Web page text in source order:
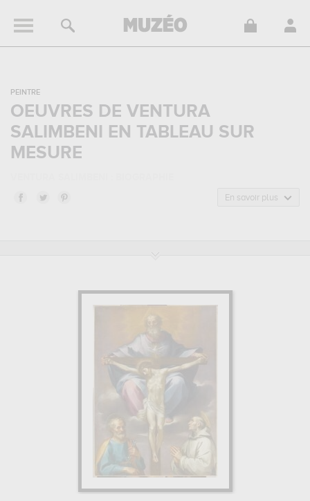
PEINTRE
OEUVRES DE VENTURA
SALIMBENI EN TABLEAU SUR
MESURE
Ventura Salimbeni, aussi connu sous le nom de Alessandro Ventura
Ventura Salimbeni est notamment connu pour les œuvres
ajaccio, france pour pouvoir admirer l'une de ses œuvres. Les
œuvres de Ventura Salimbeni sont, en effet, principalement
musée des beaux-arts - palais fesch, ajaccio,
. Muzéo vous propose des reproductions de tableaux de
grande qualité des principales œuvres de Ventura Salimbeni.
Pour en savoir plus sur la vie et l'œuvre de Ventura Salimbeni.
En savoir plus